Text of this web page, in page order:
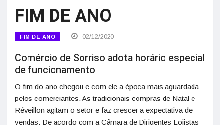
FIM DE ANO
FIM DE ANO 02/12/2020
Comércio de Sorriso adota horário especial
de funcionamento
O fim do ano chegou e com ele a época mais aguardada
pelos comerciantes. As tradicionais compras de Natal e
Réveillon agitam o setor e faz crescer a expectativa de
vendas. De acordo com a Câmara de Dirigentes Lojistas